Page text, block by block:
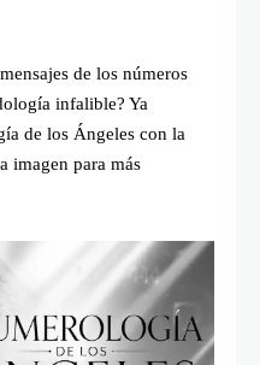
de los números
infalible? Ya
de los Ángeles con la
imagen para más